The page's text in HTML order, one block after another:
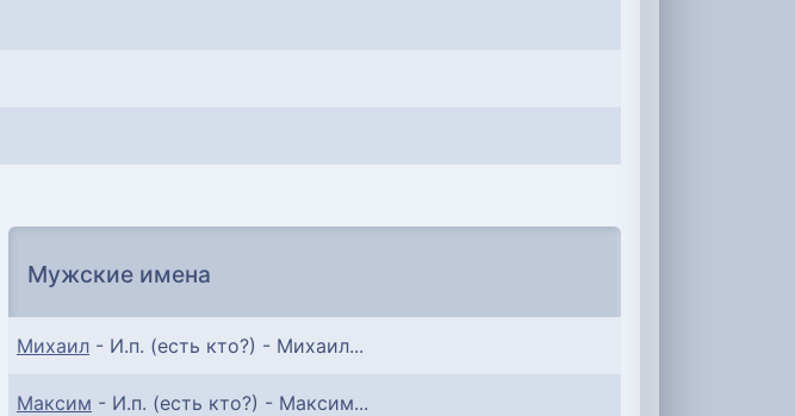
Мужские имена
Михаил - И.п. (есть кто?) - Михаил...
Максим - И.п. (есть кто?) - Максим...